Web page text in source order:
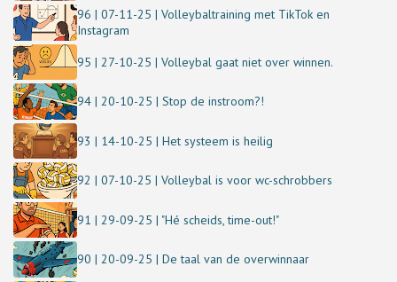
96 | 07-11-25 | Volleybaltraining met TikTok en
Instagram
95 | 27-10-25 | Volleybal gaat niet over winnen.
94 | 20-10-25 | Stop de instroom?!
93 | 14-10-25 | Het systeem is heilig
92 | 07-10-25 | Volleybal is voor wc-schrobbers
91 | 29-09-25 | "Hé scheids, time-out!"
90 | 20-09-25 | De taal van de overwinnaar